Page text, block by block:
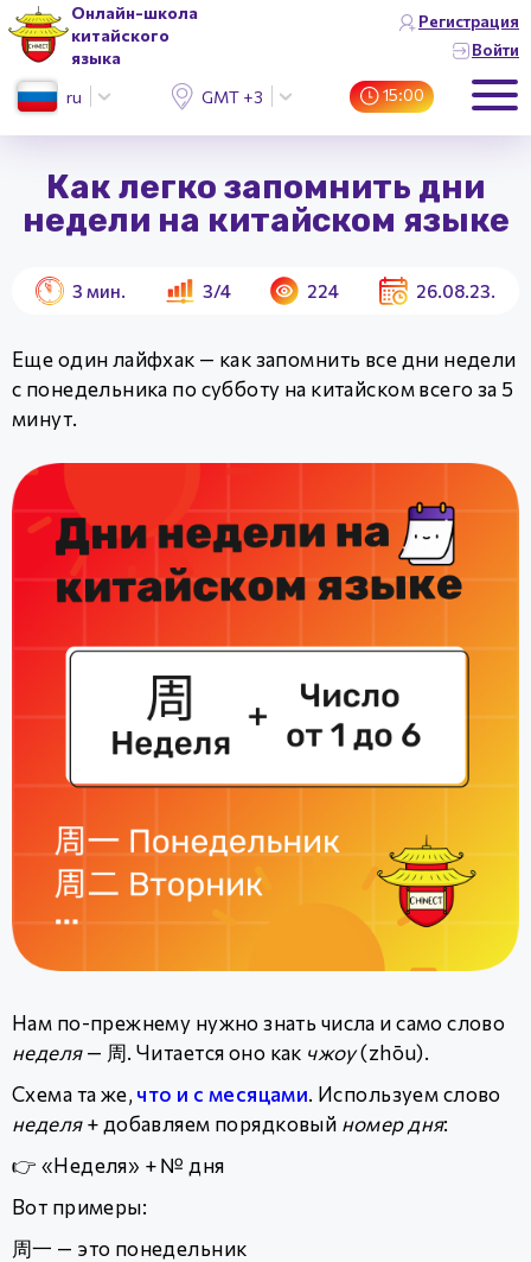
Онлайн-школа
китайского
языка
Регистрация
Войти
ru GMT +3 (Москва) 15:00
Как легко запомнить дни
недели на китайском языке
3 мин. 3/4 224 26.08.23.
Еще один лайфхак — как запомнить все дни недели
с понедельника по субботу на китайском всего за 5
минут.
Нам по-прежнему нужно знать числа и само слово
неделя— 周. Читается оно как чжоу(zhōu).
Схема та же, что и с месяцами. Используем слово
неделя+ добавляем порядковый номер дня:
👉 «Неделя» + № дня
Вот примеры:
周一 — это понедельник